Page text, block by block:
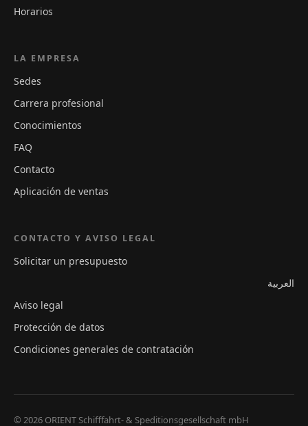
Horarios
LA EMPRESA
Sedes
Carrera profesional
Conocimientos
FAQ
Contacto
Aplicación de ventas
CONTACTO Y AVISO LEGAL
Solicitar un presupuesto
العربية
Aviso legal
Protección de datos
Condiciones generales de contratación
© 2026 ORIENT Schifffahrt- & Speditionsgesellschaft mbH